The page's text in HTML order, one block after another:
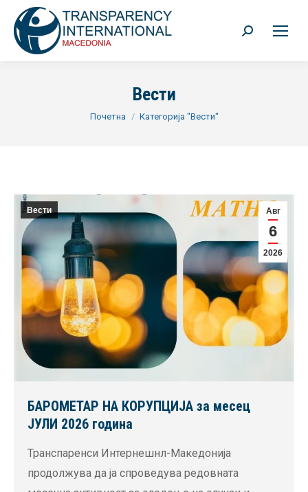
Search:
Вести
You are here:
Почетна Категорија "Вести"
Авг
6
2026
Вести
БАРОМЕТАР НА КОРУПЦИЈА за месец
ЈУЛИ 2026 година
Транспаренси Интернешнл-Македонија
продолжува да ја спроведува редовната